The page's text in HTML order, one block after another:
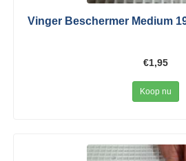
Vinger Beschermer Medium
€1,95
Koop nu